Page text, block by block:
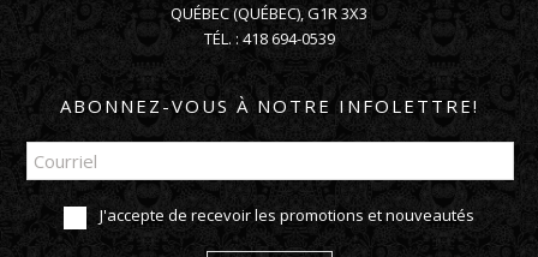
QUÉBEC(QUÉBEC),G1R 3X3
TÉL. : 418 694-0539
ABONNEZ-VOUS À NOTRE INFOLETTRE!
J'accepte de recevoir les promotions et nouveautés